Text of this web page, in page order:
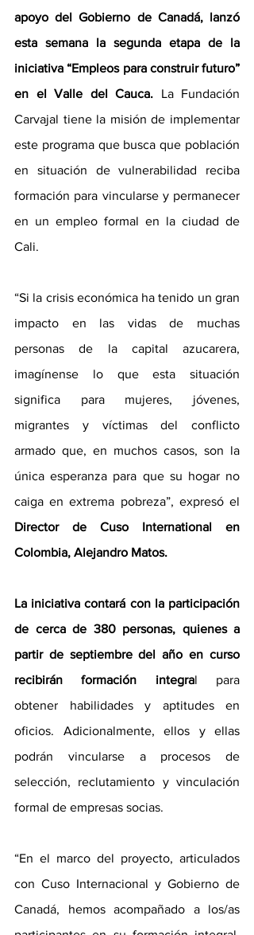
apoyo del Gobierno de Canadá, lanzó
esta semana la segunda etapa de la
iniciativa “Empleos para construir futuro”
en el Valle del Cauca. La Fundación
Carvajal tiene la misión de implementar
este programa que busca que población
en situación de vulnerabilidad reciba
formación para vincularse y permanecer
en un empleo formal en la ciudad de
Cali.
“Si la crisis económica ha tenido un gran
impacto en las vidas de muchas
personas de la capital azucarera,
imagínense lo que esta situación
significa para mujeres, jóvenes,
migrantes y víctimas del conflicto
armado que, en muchos casos, son la
única esperanza para que su hogar no
caiga en extrema pobreza”, expresó el
Director de Cuso International en
Colombia, Alejandro Matos.
La iniciativa contará con la participación
de cerca de 380 personas, quienes a
partir de septiembre del año en curso
recibirán formación integral para
obtener habilidades y aptitudes en
oficios. Adicionalmente, ellos y ellas
podrán vincularse a procesos de
selección, reclutamiento y vinculación
formal de empresas socias.
“En el marco del proyecto, articulados
con Cuso Internacional y Gobierno de
Canadá, hemos acompañado a los/as